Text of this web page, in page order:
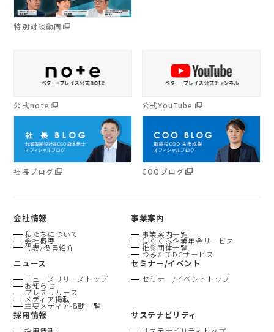
特別対談動画
公式note 公式YouTube
社長ブログ COOブログ
会社情報
私たちについて
会社概要
代表/役員紹介
事業案内
事業案内一覧
はぐくみ企業年金サービス
推奨団体一覧
つみたてDCサービス
ニュース
ニュースリリーストップ
お知らせ
プレスリリース
メディア掲載
主要メディア掲載一覧
セミナー/イベント
セミナー/イベントトップ
採用情報 サステナビリティ